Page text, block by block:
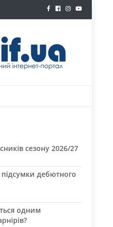
сезону 2026/27
дебютного
одним